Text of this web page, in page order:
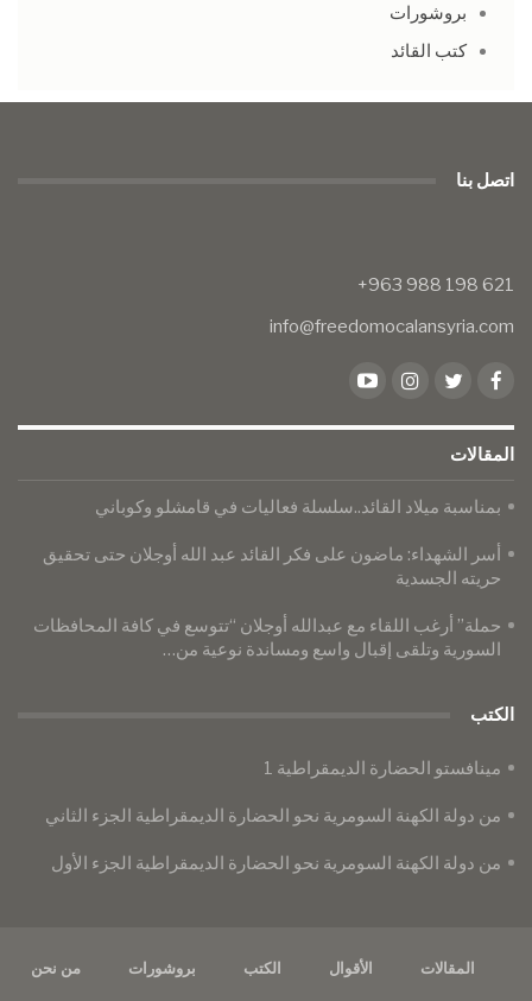
بروشورات
كتب القائد
اتصل بنا
info@freedomocalansyria.com
المقالات
بمناسبة ميلاد القائد..سلسلة فعاليات في قامشلو وكوباني
أسر الشهداء: ماضون على فكر القائد عبد الله أوجلان حتى تحقيق
حريته الجسدية
حملة” أرغب اللقاء مع عبدالله أوجلان “تتوسع في كافة المحافظات
السورية وتلقى إقبال واسع ومساندة نوعية من…
الكتب
مينافستو الحضارة الديمقراطية 1
من دولة الكهنة السومرية نحو الحضارة الديمقراطية الجزء الثاني
من دولة الكهنة السومرية نحو الحضارة الديمقراطية الجزء الأول
المقالات الأقوال الكتب بروشورات من نحن